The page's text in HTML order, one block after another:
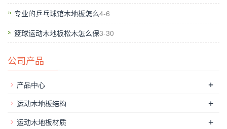
含水率下降。4、篮球地板坯料的挑选，将不同质量的地板料进
行等级区分；地板坯料定宽，定厚、抛光。地板料梳齿，地板料
拼板，较后包装入库。室内篮球场木地板案例
构成。再者来说，我们要看的则是实木运动地板的完好度，假定
在选择时发现这款地板有着边角的破损，亦或者是其他中央的缺
分为纵向干缩和横向干缩。刷漆的运动木地板是不需求中止打蜡
的。在上下龙骨的交点之间入弹性垫，圆满处置了龙骨互相接触
专业的乒乓球馆木地板怎么4-6
篮球运动木地板松木怎么保3-30
公司产品
产品中心 +
运动木地板结构 +
运动木地板材质 +